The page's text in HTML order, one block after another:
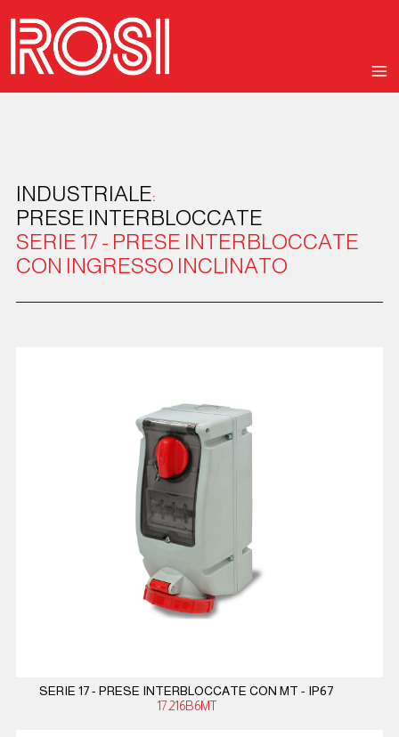
INDUSTRIALE:
PRESE INTERBLOCCATE
SERIE 17 - PRESE INTERBLOCCATE
CON INGRESSO INCLINATO
SERIE 17 - PRESE INTERBLOCCATE CON MT - IP67
17.216B6MT